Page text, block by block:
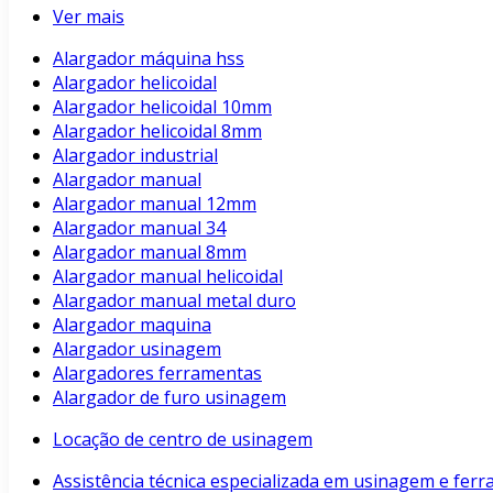
Ver mais
Alargador máquina hss
Alargador helicoidal
Alargador helicoidal 10mm
Alargador helicoidal 8mm
Alargador industrial
Alargador manual
Alargador manual 12mm
Alargador manual 34
Alargador manual 8mm
Alargador manual helicoidal
Alargador manual metal duro
Alargador maquina
Alargador usinagem
Alargadores ferramentas
Alargador de furo usinagem
Locação de centro de usinagem
Assistência técnica especializada em usinagem e